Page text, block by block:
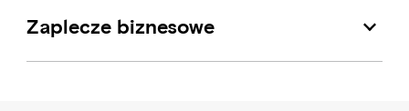
Zaplecze biznesowe